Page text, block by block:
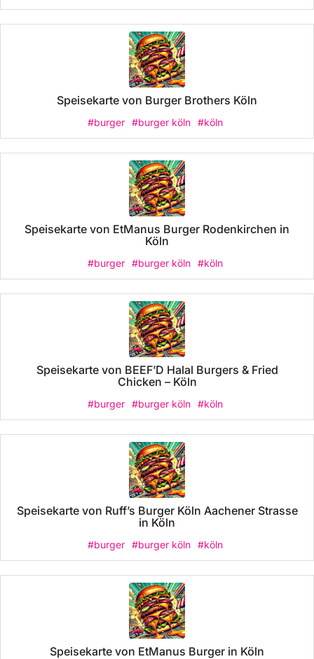
Speisekarte von Burger Brothers Köln
#burger #burger köln #köln
Speisekarte von EtManus Burger Rodenkirchen in
Köln
#burger #burger köln #köln
Speisekarte von BEEF’D Halal Burgers & Fried
Chicken – Köln
#burger #burger köln #köln
Speisekarte von Ruff’s Burger Köln Aachener Strasse
in Köln
#burger #burger köln #köln
Speisekarte von EtManus Burger in Köln